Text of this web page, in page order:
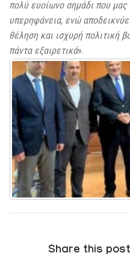
πολύ ευοίωνο σημάδι που μας
υπερηφάνεια, ενώ
θέληση και ισχυρή πολιτική
πάντα εξαιρετικά».
Share this